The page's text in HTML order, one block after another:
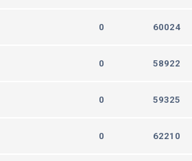
0 60024
0 58922
0 59325
0 62210